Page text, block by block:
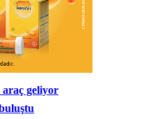
araç geliyor